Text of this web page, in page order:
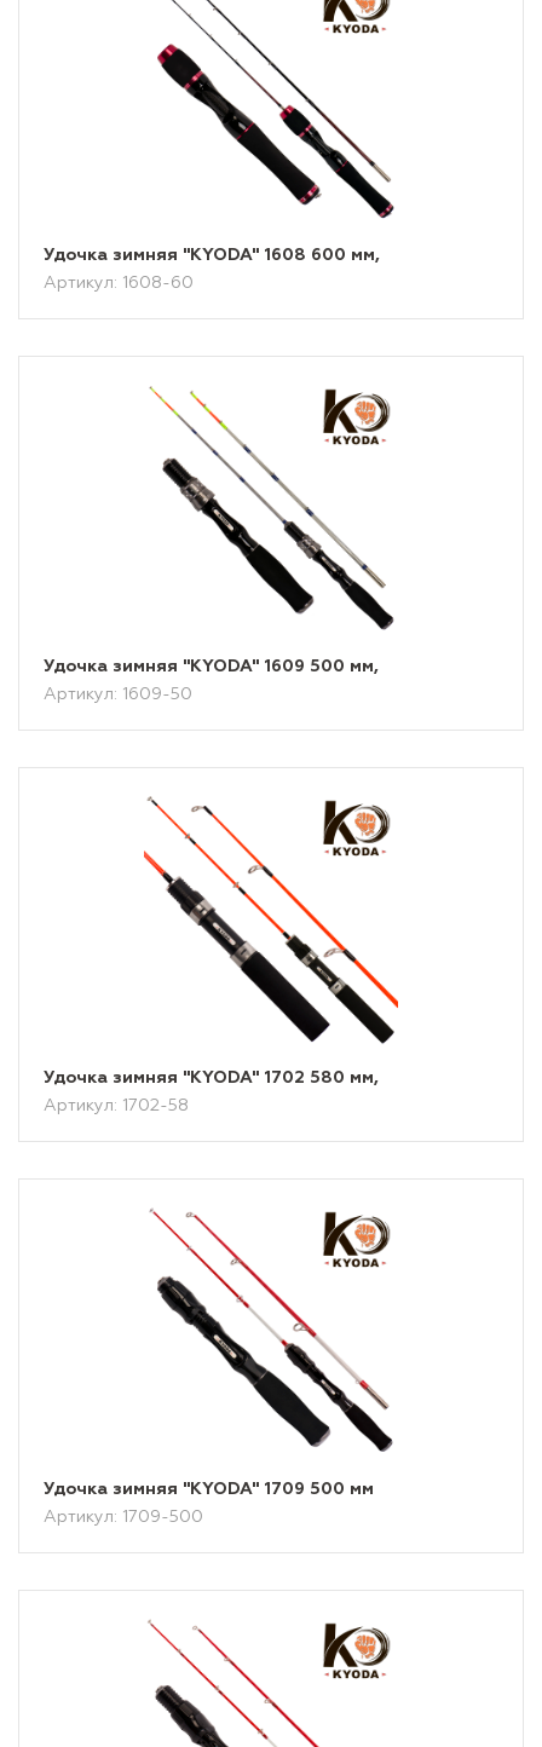
Удочка зимняя "KYODA" 1608 600 мм,
Артикул: 1608-60
Удочка зимняя "KYODA" 1609 500 мм,
Артикул: 1609-50
Удочка зимняя "KYODA" 1702 580 мм,
Артикул: 1702-58
Удочка зимняя "KYODA" 1709 500 мм
Артикул: 1709-500